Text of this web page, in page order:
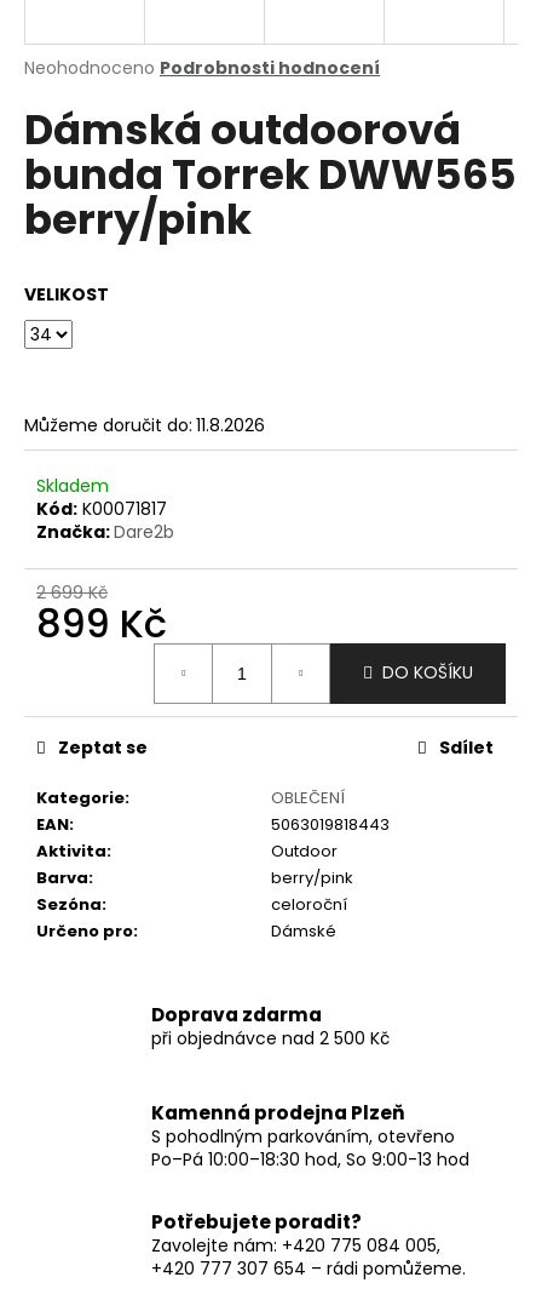
Průměrné
produktu
je
0,0
5
hvězdiček.
Neohodnoceno Podrobnosti hodnocení
Dámská outdoorová
bunda Torrek DWW565
berry/pink
VELIKOST
Můžeme doručit do: 11.8.2026
Skladem
Kód: K00071817
Značka:Dare2b
2 699 Kč
899 Kč
DO KOŠÍKU
Kategorie:
OBLEČENÍ
EAN:
5063019818443
Aktivita:
Outdoor
Barva:
berry/pink
Sezóna:
celoroční
Určeno pro: Dámské
Zeptat se Sdílet
Doprava zdarma
při objednávce nad 2 500 Kč
Kamenná prodejna Plzeň
S pohodlným parkováním, otevřeno
Po–Pá 10:00–18:30 hod, So 9:00-13 hod
Potřebujete poradit?
Zavolejte nám: +420 775 084 005,
+420 777 307 654 – rádi pomůžeme.
j
t
?
o
p
u
č
u